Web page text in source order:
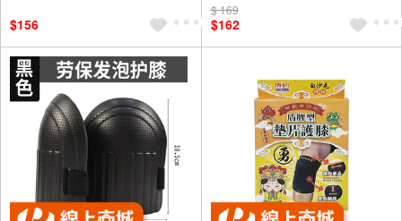
$156
$ 169
$162